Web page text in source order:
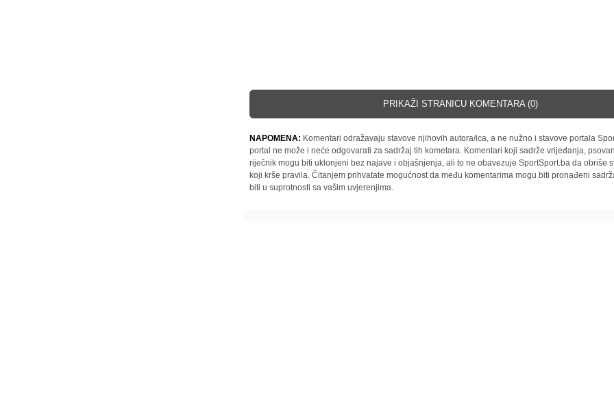
PRIKAŽI STRANICU KOMENTARA (0)
NAPOMENA: Komentari odražavaju stavove njihovih autora/ica, a ne nužno i stavove portala
portal ne može i neće odgovarati za sadržaj tih kometara. Komentari koji sadrže vrijeđanja,
riječnik mogu biti uklonjeni bez najave i objašnjenja, ali to ne obavezuje SportSport.ba da obriše
koji krše pravila. Čitanjem prihvatate mogućnost da među komentarima mogu biti pronađeni
biti u suprotnosti sa vašim uvjerenjima.